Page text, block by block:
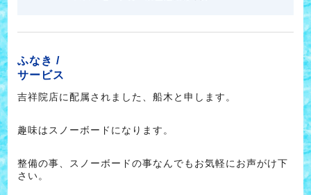
ふなき /
サービス
吉祥院店に配属されました、船木と申します。
趣味はスノーボードになります。
整備の事、スノーボードの事なんでもお気軽にお声がけ下
さい。